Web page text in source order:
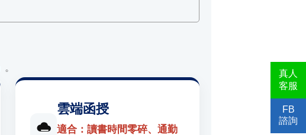
真人
客服
FB
諮詢
。
雲端函授
適合：讀書時間零碎、通勤